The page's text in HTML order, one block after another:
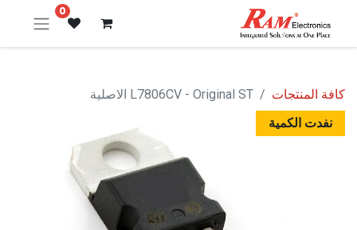
0
كافة المنتجات
L7806CV - Original ST الاصلية
نفدت الكمية